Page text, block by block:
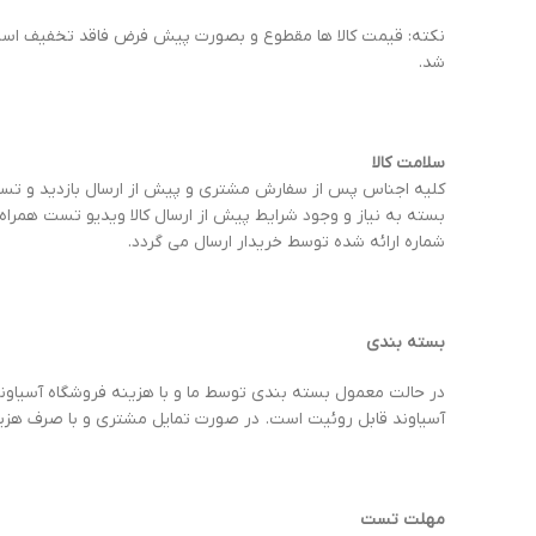
نکته: قیمت کالا ها مقطوع و بصورت پیش فرض فاقد تخفیف
شد.
سلامت کالا
کلیه اجناس پس از سفارش مشتری و پیش از ارسال بازدید و
بسته به نیاز و وجود شرایط پیش از ارسال کالا ویدیو تست
شماره ارائه شده توسط خریدار ارسال می گردد.
بسته بندی
در حالت معمول بسته بندی توسط ما و با هزینه فروشگاه
آسیاوند قابل روئیت است. در صورت تمایل مشتری و با صرف
مهلت تست